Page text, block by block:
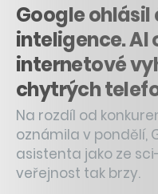
Google ohlásil
inteligence. AI
internetové
chytrých
Na rozdíl od
oznámila v pondělí,
asistenta jako ze
veřejnost tak brzy.